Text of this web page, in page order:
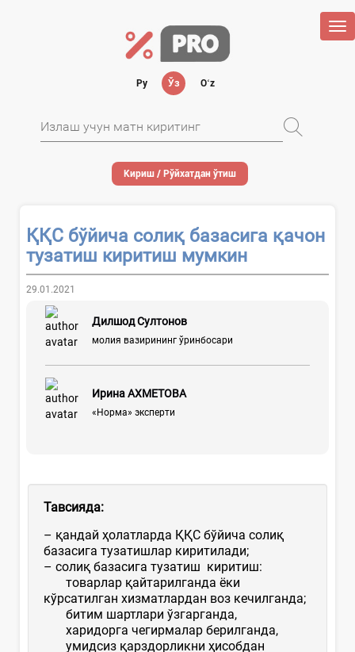
Ру Ўз Oʻz
Кириш / Рўйхатдан ўтиш
ҚҚС бўйича солиқ базасига қачон
тузатиш киритиш мумкин
29.01.2021
Дилшод Султонов
молия вазирининг ўринбосари
Ирина АХМЕТОВА
«Норма» эксперти
Тавсияда:
– қандай ҳолатларда ҚҚС бўйича солиқ
базасига тузатишлар киритилади;
– солиқ базасига тузатиш киритиш:
товарлар қайтарилганда ёки
кўрсатилган хизматлардан воз кечилганда;
битим шартлари ўзгарганда,
харидорга чегирмалар берилганда,
умидсиз қарздорликни ҳисобдан